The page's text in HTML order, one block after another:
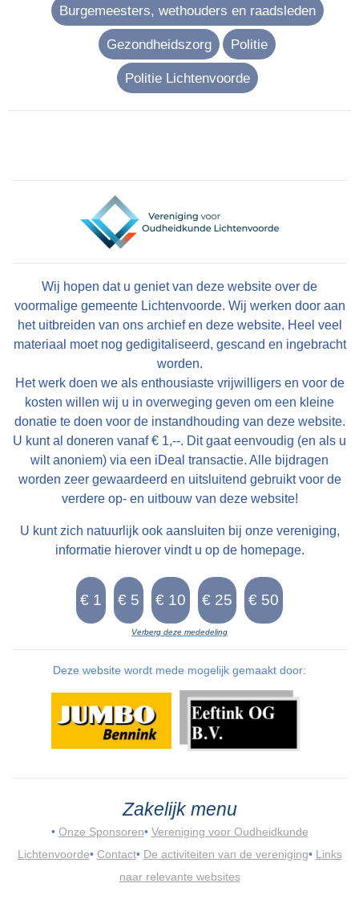
Burgemeesters, wethouders en raadsleden
Gezondheidszorg Politie
Politie Lichtenvoorde
Wij hopen dat u geniet van deze website over de
voormalige gemeente Lichtenvoorde. Wij werken door aan
het uitbreiden van ons archief en deze website. Heel veel
materiaal moet nog gedigitaliseerd, gescand en ingebracht
worden.
Het werk doen we als enthousiaste vrijwilligers en voor de
kosten willen wij u in overweging geven om een kleine
donatie te doen voor de instandhouding van deze website.
U kunt al doneren vanaf € 1,--. Dit gaat eenvoudig (en als u
wilt anoniem) via een iDeal transactie. Alle bijdragen
worden zeer gewaardeerd en uitsluitend gebruikt voor de
verdere op- en uitbouw van deze website!
U kunt zich natuurlijk ook aansluiten bij onze vereniging,
informatie hierover vindt u op de homepage.
Verberg deze mededeling
Deze website wordt mede mogelijk gemaakt door:
Zakelijk menu
• Onze Sponsoren• Vereniging voor Oudheidkunde
Lichtenvoorde• Contact• De activiteiten van de vereniging• Links
naar relevante websites